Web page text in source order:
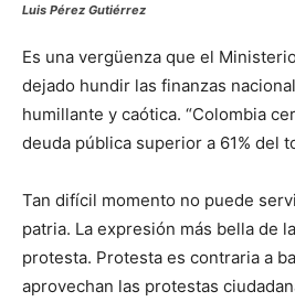
Luis Pérez Gutiérrez
Es una vergüenza que el
dejado hundir las finanzas
humillante y caótica. “Colombia
deuda pública superior a 61% del
Tan difícil momento no puede
patria. La expresión más bella de
protesta. Protesta es contraria a
aprovechan las protestas